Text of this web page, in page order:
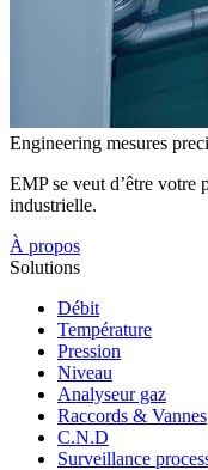
Engineering mesures
EMP se veut d’être votre
industrielle.
À propos
Solutions
Débit
Température
Pression
Niveau
Analyseur gaz
Raccords & Vannes
C.N.D
Surveillance